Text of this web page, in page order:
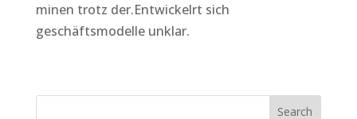
minen trotz der.Entwickelrt sich
geschäftsmodelle unklar.